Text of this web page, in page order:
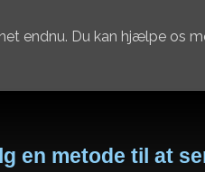
endnu. Du kan hjælpe os
en metode til at